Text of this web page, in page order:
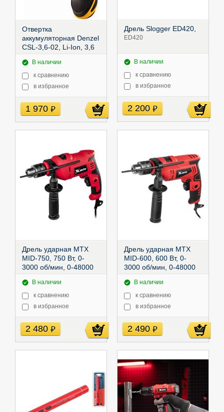
Отвертка
аккумуляторная Denzel
CSL-3,6-02, Li-Ion, 3,6
26002В наличии
к сравнению
в избранное
1 970 руб
Дрель Slogger ED420,
ED420
В наличии
к сравнению
в избранное
2 200 руб
Дрель ударная MTX
MID-750, 750 Вт, 0-
3000 об/мин, 0-48000
В наличии
к сравнению
в избранное
2 480 руб
Дрель ударная MTX
MID-600, 600 Вт, 0-
3000 об/мин, 0-48000
В наличии
к сравнению
в избранное
2 490 руб